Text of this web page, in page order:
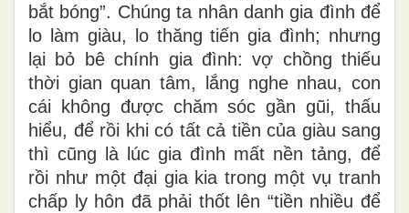
bắt bóng”. Chúng ta nhân danh gia đình để
lo làm giàu, lo thăng tiến gia đình; nhưng
lại bỏ bê chính gia đình: vợ chồng thiếu
thời gian quan tâm, lắng nghe nhau, con
cái không được chăm sóc gần gũi, thấu
hiểu, để rồi khi có tất cả tiền của giàu sang
thì cũng là lúc gia đình mất nền tảng, để
rồi như một đại gia kia trong một vụ tranh
chấp ly hôn đã phải thốt lên “tiền nhiều để